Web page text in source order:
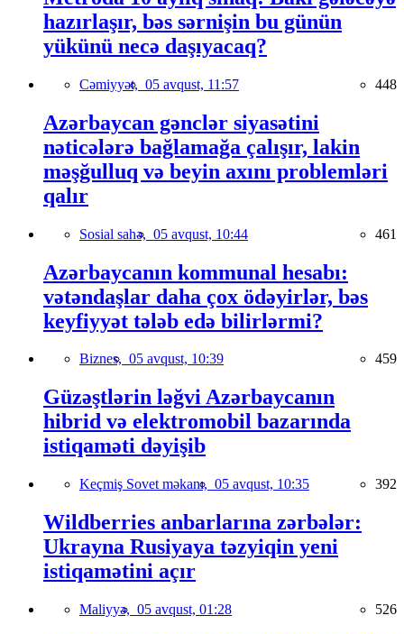
hazırlaşır, bəs sərnişin bu günün
yükünü necə daşıyacaq?
Cəmiyyət, 05 avqust, 11:57 448
Azərbaycan gənclər siyasətini
nəticələrə bağlamağa çalışır, lakin
məşğulluq və beyin axını problemləri
qalır
Sosial sahə, 05 avqust, 10:44 461
Azərbaycanın kommunal hesabı:
vətəndaşlar daha çox ödəyirlər, bəs
keyfiyyət tələb edə bilirlərmi?
Biznes, 05 avqust, 10:39 459
Güzəştlərin ləğvi Azərbaycanın
hibrid və elektromobil bazarında
istiqaməti dəyişib
Keçmiş Sovet məkanı, 05 avqust, 10:35 392
Wildberries anbarlarına zərbələr:
Ukrayna Rusiyaya təzyiqin yeni
istiqamətini açır
Maliyyə, 05 avqust, 01:28 526